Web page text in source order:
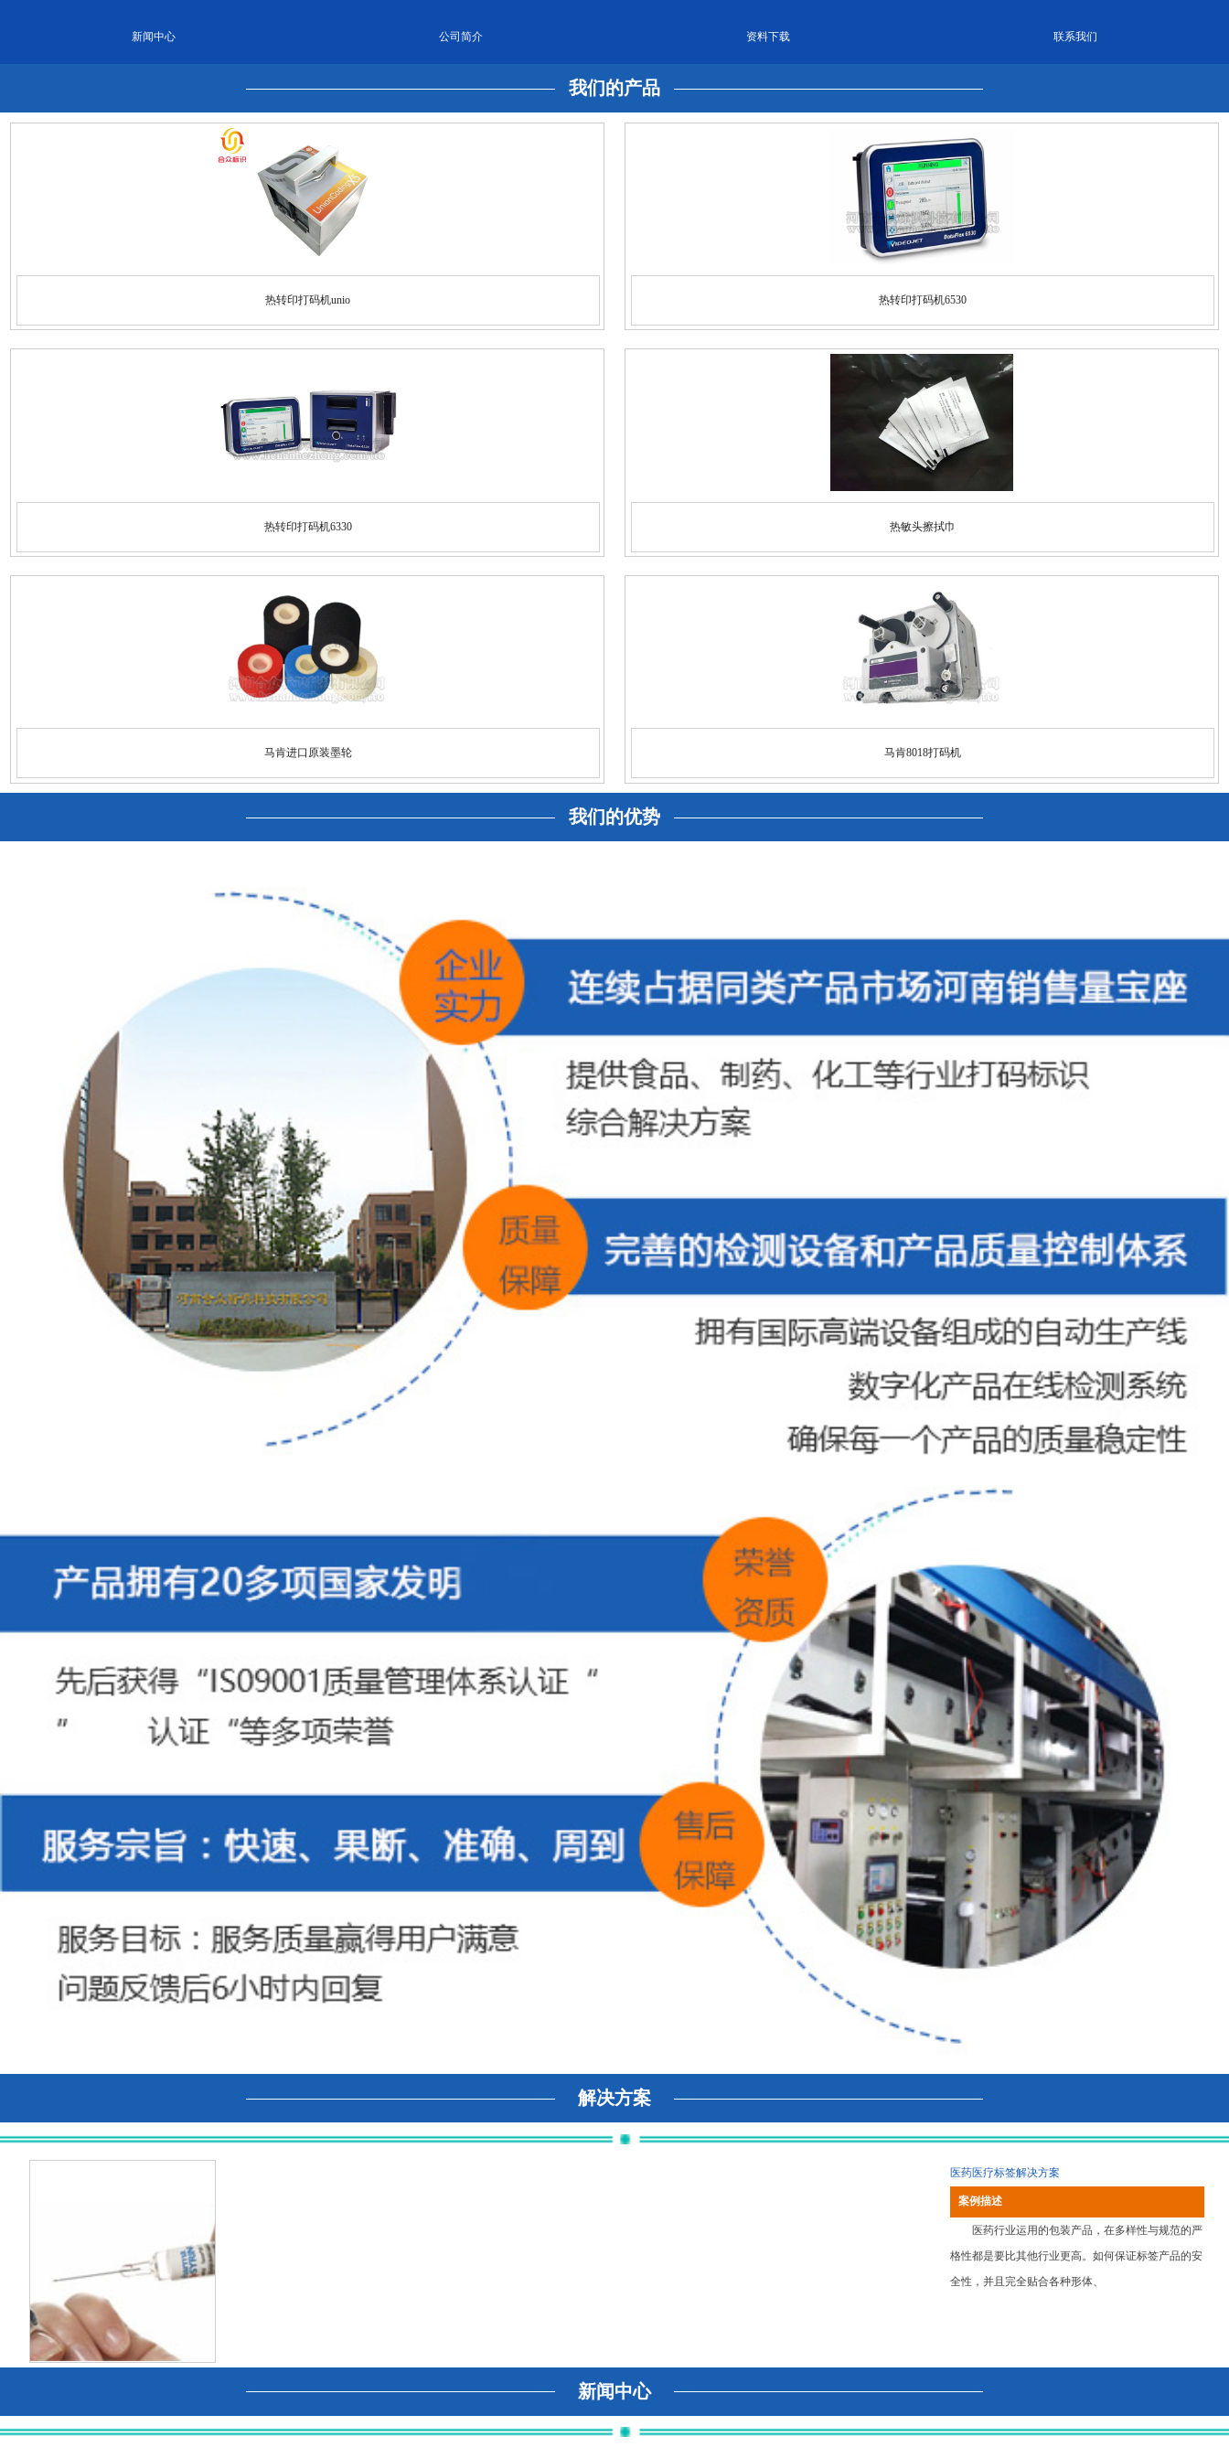
新闻中心 公司简介 资料下载 联系我们
我们的产品
热转印打码机unio 热转印打码机6530
热转印打码机6330 热敏头擦拭巾
马肯进口原装墨轮 马肯8018打码机
我们的优势
解决方案
医药医疗标签解决方案
案例描述
医药行业运用的包装产品，在多样性与规范的严
格性都是要比其他行业更高。如何保证标签产品的安
全性，并且完全贴合各种形体、
新闻中心